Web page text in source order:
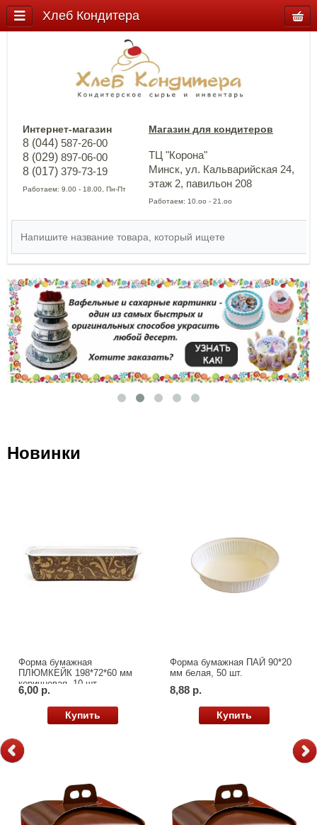
Интернет-магазин
8 (044) 587-26-00
8 (029) 897-06-00
8 (017) 379-73-19
Работаем: 9.00 - 18.00, Пн-Пт
Магазин для кондитеров
ТЦ "Корона"
Минск, ул. Кальварийская 24,
этаж 2, павильон 208
Работаем: 10.оо - 21.оо
Новинки
Форма бумажная
ПЛЮМКЕЙК 198*72*60 мм
коричневая, 10 шт
6,00 р.
Купить
Форма бумажная ПАЙ 90*20
мм белая, 50 шт.
8,88 р.
Купить
Хлеб Кондитера